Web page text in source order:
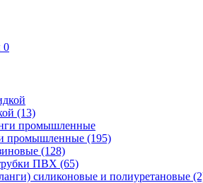
0
(13)
промышленные (195)
(128)
ПВХ (65)
силиконовые и полиуретановые